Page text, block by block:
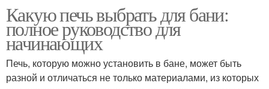
Какую печь выбрать для бани:
полное руководство для
начинающих
Печь, которую можно установить в бане, может быть
разной и отличаться не только материалами, из которых